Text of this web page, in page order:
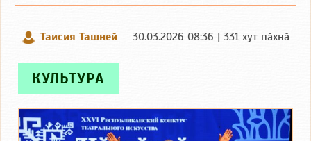
Таисия Ташней 30.03.2026 08:36 | 331 хут пӑхнӑ
КУЛЬТУРА